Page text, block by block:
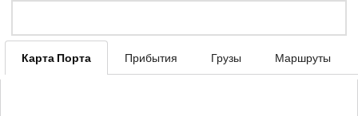
Карта Порта Прибытия Грузы Маршруты